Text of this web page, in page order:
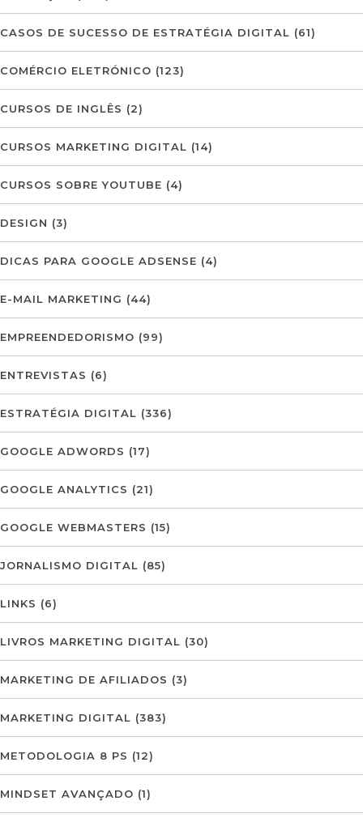
CASOS DE SUCESSO DE ESTRATÉGIA DIGITAL (61)
COMÉRCIO ELETRÓNICO (123)
CURSOS DE INGLÊS (2)
CURSOS MARKETING DIGITAL (14)
CURSOS SOBRE YOUTUBE (4)
DESIGN (3)
DICAS PARA GOOGLE ADSENSE (4)
E-MAIL MARKETING (44)
EMPREENDEDORISMO (99)
ENTREVISTAS (6)
ESTRATÉGIA DIGITAL (336)
GOOGLE ADWORDS (17)
GOOGLE ANALYTICS (21)
GOOGLE WEBMASTERS (15)
JORNALISMO DIGITAL (85)
LINKS (6)
LIVROS MARKETING DIGITAL (30)
MARKETING DE AFILIADOS (3)
MARKETING DIGITAL (383)
METODOLOGIA 8 PS (12)
MINDSET AVANÇADO (1)